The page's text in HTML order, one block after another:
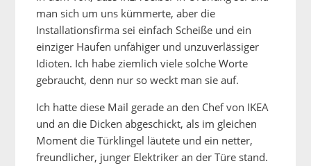
man sich um uns kümmerte, aber die
Installationsfirma sei einfach Scheiße und ein
einziger Haufen unfähiger und unzuverlässiger
Idioten. Ich habe ziemlich viele solche Worte
gebraucht, denn nur so weckt man sie auf.
Ich hatte diese Mail gerade an den Chef von IKEA
und an die Dicken abgeschickt, als im gleichen
Moment die Türklingel läutete und ein netter,
freundlicher, junger Elektriker an der Türe stand.